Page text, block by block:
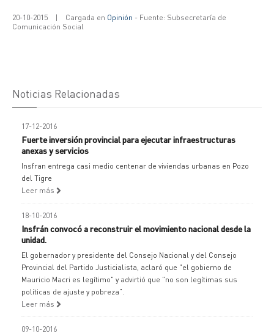
20-10-2015 | Cargada en Opinión - Fuente: Subsecretaría de
Comunicación Social
Noticias Relacionadas
17-12-2016
Fuerte inversión provincial para ejecutar infraestructuras
anexas y servicios
Insfran entrega casi medio centenar de viviendas urbanas en Pozo
del Tigre
Leer más
18-10-2016
Insfrán convocó a reconstruir el movimiento nacional desde la
unidad.
El gobernador y presidente del Consejo Nacional y del Consejo
Provincial del Partido Justicialista, aclaró que "el gobierno de
Mauricio Macri es legítimo" y advirtió que "no son legítimas sus
políticas de ajuste y pobreza".
Leer más
09-10-2016